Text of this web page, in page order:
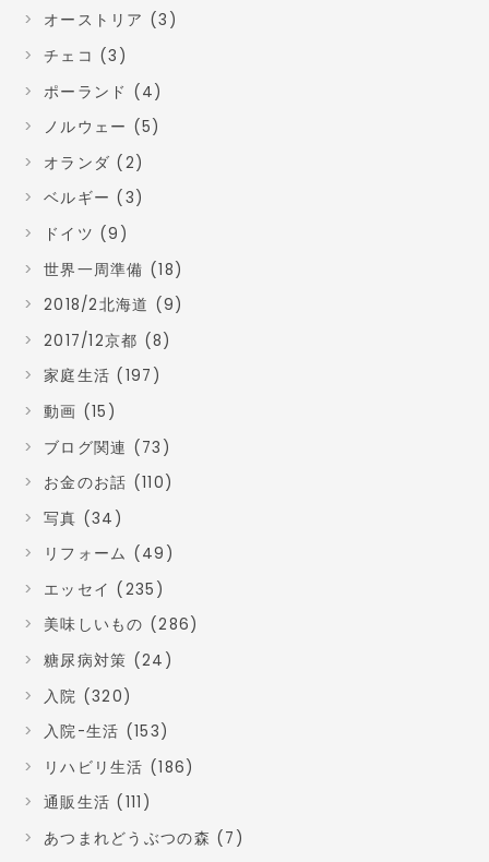
オーストリア (3)
チェコ (3)
ポーランド (4)
ノルウェー (5)
オランダ (2)
ベルギー (3)
ドイツ (9)
世界一周準備 (18)
2018/2北海道 (9)
2017/12京都 (8)
家庭生活 (197)
動画 (15)
ブログ関連 (73)
お金のお話 (110)
写真 (34)
リフォーム (49)
エッセイ (235)
美味しいもの (286)
糖尿病対策 (24)
入院 (320)
入院-生活 (153)
リハビリ生活 (186)
通販生活 (111)
あつまれどうぶつの森 (7)